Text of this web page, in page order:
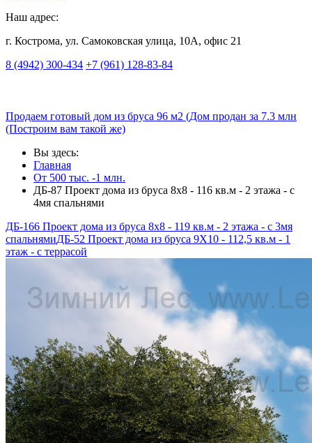
Наш адрес:
г. Кострома, ул. Самоковская улица, 10А, офис 21
8 (4942) 300-434 +7 (961) 128-83-84
Продаем готовый дом из бруса 96 м2 (Дом продан за 7.3 млн
(Построим вам такой же)
Вы здесь:
Главная
От 500 тыс. -1 млн.
ДБ-87 Проект дома из бруса 8х8 - 116 кв.м - 2 этажа - с
4мя спальнями
ДБ-166 Проект дома из бруса 8x8 - 119 кв.м - 2 этажа - с 3мя
спальнямиДБ-52 Проект дома из бруса 9X10 - 112,5 кв.м - 1
этаж - с террасой